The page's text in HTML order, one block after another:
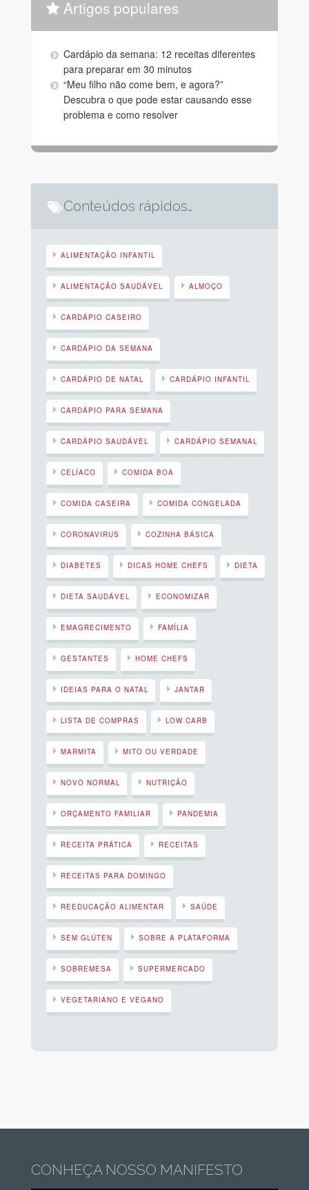
Artigos populares
Cardápio da semana: 12 receitas diferentes
para preparar em 30 minutos
“Meu filho não come bem, e agora?”
Descubra o que pode estar causando esse
problema e como resolver
Conteúdos rápidos…
ALIMENTAÇÃO INFANTIL
ALIMENTAÇÃO SAUDÁVEL ALMOÇO
CARDÁPIO CASEIRO
CARDÁPIO DA SEMANA
CARDÁPIO DE NATAL CARDÁPIO INFANTIL
CARDÁPIO PARA SEMANA
CARDÁPIO SAUDÁVEL CARDÁPIO SEMANAL
CELÍACO COMIDA BOA
COMIDA CASEIRA COMIDA CONGELADA
CORONAVIRUS COZINHA BÁSICA
DIABETES DICAS HOME CHEFS DIETA
DIETA SAUDÁVEL ECONOMIZAR
EMAGRECIMENTO FAMÍLIA
GESTANTES HOME CHEFS
IDEIAS PARA O NATAL JANTAR
LISTA DE COMPRAS LOW CARB
MARMITA MITO OU VERDADE
NOVO NORMAL NUTRIÇÃO
ORÇAMENTO FAMILIAR PANDEMIA
RECEITA PRÁTICA RECEITAS
RECEITAS PARA DOMINGO
REEDUCAÇÃO ALIMENTAR SAÚDE
SEM GLÚTEN SOBRE A PLATAFORMA
SOBREMESA SUPERMERCADO
VEGETARIANO E VEGANO
CONHEÇA NOSSO MANIFESTO